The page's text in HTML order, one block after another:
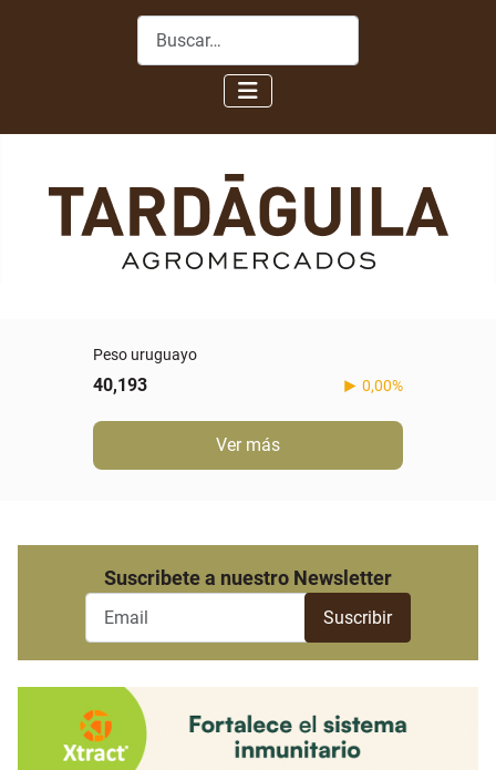
Buscar
Peso uruguayo
40,193 0,00%
Ver más
Suscribete a nuestro Newsletter